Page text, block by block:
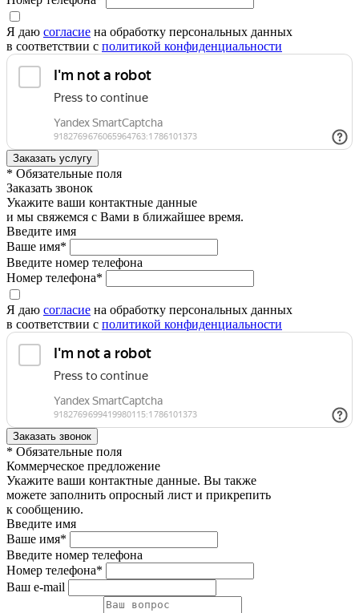
Я даю согласие на обработку персональных данных
в соответствии с политикой конфиденциальности
* Обязательные поля
Заказать звонок
Укажите ваши контактные данные
и мы свяжемся с Вами в ближайшее время.
Введите имя
Ваше имя*
Введите номер телефона
Номер телефона*
Я даю согласие на обработку персональных данных
в соответствии с политикой конфиденциальности
* Обязательные поля
Коммерческое предложение
Укажите ваши контактные данные. Вы также
можете заполнить опросный лист и прикрепить
к сообщению.
Введите имя
Ваше имя*
Введите номер телефона
Номер телефона*
Ваш e-mail